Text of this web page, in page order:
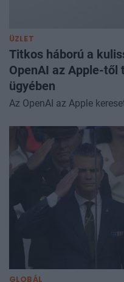
ÜZLET
Titkos háború a
OpenAI az Apple-től
ügyében
Az OpenAI az Apple
GLOBÁL